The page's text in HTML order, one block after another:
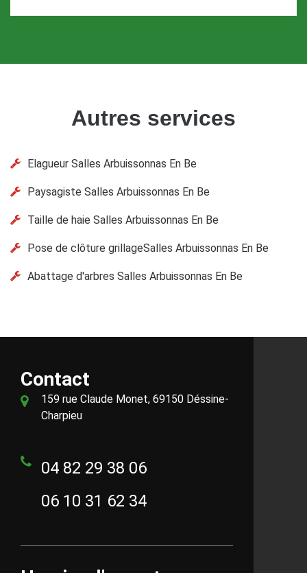
Autres services
Elagueur Salles Arbuissonnas En Be
Paysagiste Salles Arbuissonnas En Be
Taille de haie Salles Arbuissonnas En Be
Pose de clôture grillageSalles Arbuissonnas En Be
Abattage d'arbres Salles Arbuissonnas En Be
Contact
159 rue Claude Monet, 69150 Déssine-
Charpieu
04 82 29 38 06
06 10 31 62 34